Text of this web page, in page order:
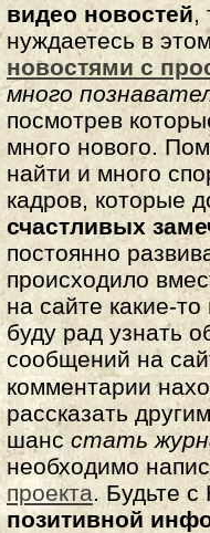
видео новостей,
нуждаетесь в
новостями с
много
посмотрев
много нового.
найти и много
кадров, которые
счастливых
постоянно
происходило
на сайте какие-
буду рад узнать
сообщений на
комментарии
рассказать
шанс стать
необходимо
проекта. Будьте
позитивной